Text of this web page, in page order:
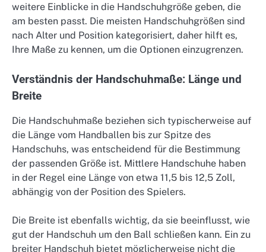
weitere Einblicke in die Handschuhgröße geben, die
am besten passt. Die meisten Handschuhgrößen sind
nach Alter und Position kategorisiert, daher hilft es,
Ihre Maße zu kennen, um die Optionen einzugrenzen.
Verständnis der Handschuhmaße: Länge und
Breite
Die Handschuhmaße beziehen sich typischerweise auf
die Länge vom Handballen bis zur Spitze des
Handschuhs, was entscheidend für die Bestimmung
der passenden Größe ist. Mittlere Handschuhe haben
in der Regel eine Länge von etwa 11,5 bis 12,5 Zoll,
abhängig von der Position des Spielers.
Die Breite ist ebenfalls wichtig, da sie beeinflusst, wie
gut der Handschuh um den Ball schließen kann. Ein zu
breiter Handschuh bietet möglicherweise nicht die